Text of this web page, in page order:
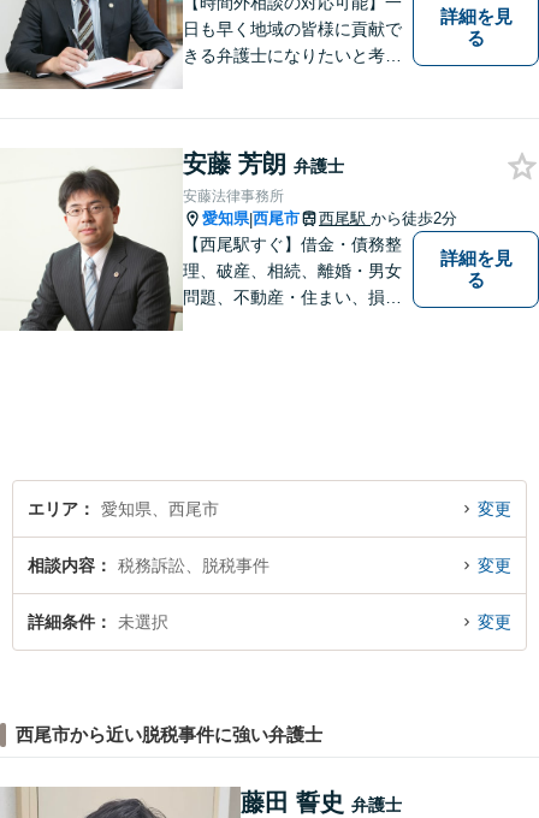
日も早く地域の皆様に貢献で
きる弁護士になりたいと考え
ださい
詳細を見
る
安藤 芳朗 弁護士
安藤法律事務所
愛知県|西尾市 西尾駅 から徒歩2分
【西尾駅すぐ】借金・債務整
理、破産、相続、離婚・男女
問題、不動産・住まい、損害
詳細を見
る
エリア 愛知県、西尾市 変更
相談内容 税務訴訟、脱税事件 変更
詳細条件 未選択 変更
西尾市から近い脱税事件に強い弁護士
藤田 誓史 弁護士